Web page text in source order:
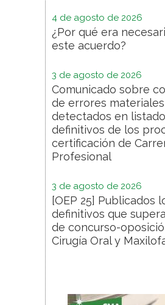
4 de agosto de 2026
¿Por qué era
este acuerdo?
3 de agosto de 2026
Comunicado sobre
de errores materiales
detectados en
definitivos de los
certificación de
Profesional
3 de agosto de 2026
[OEP 25] Publicados
definitivos que
de concurso-
Cirugía Oral y